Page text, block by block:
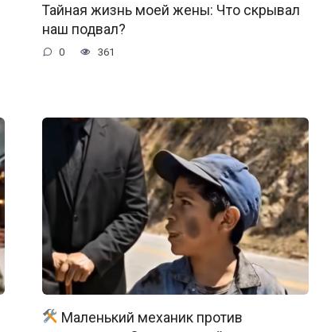
Тайная жизнь моей жены: Что скрывал
наш подвал?
0 361
Маленький механик против